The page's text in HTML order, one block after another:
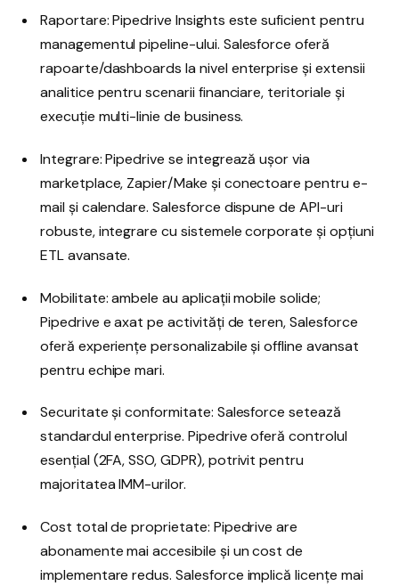
Raportare: Pipedrive Insights este suficient pentru
managementul pipeline-ului. Salesforce oferă
rapoarte/dashboards la nivel enterprise și extensii
analitice pentru scenarii financiare, teritoriale și
execuție multi-linie de business.
Integrare: Pipedrive se integrează ușor via
marketplace, Zapier/Make și conectoare pentru e-
mail și calendare. Salesforce dispune de API-uri
robuste, integrare cu sistemele corporate și opțiuni
ETL avansate.
Mobilitate: ambele au aplicații mobile solide;
Pipedrive e axat pe activități de teren, Salesforce
oferă experiențe personalizabile și offline avansat
pentru echipe mari.
Securitate și conformitate: Salesforce setează
standardul enterprise. Pipedrive oferă controlul
esențial (2FA, SSO, GDPR), potrivit pentru
majoritatea IMM-urilor.
Cost total de proprietate: Pipedrive are
abonamente mai accesibile și un cost de
implementare redus. Salesforce implică licențe mai